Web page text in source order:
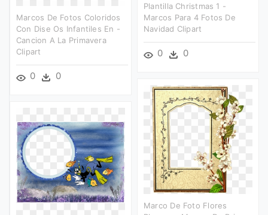
Plantilla Christmas 1 -
Marcos Para 4 Fotos De
Navidad Clipart
0 0
Marcos De Fotos Coloridos
Con Dise Os Infantiles En -
Cancion A La Primavera
Clipart
0 0
Marco De Foto Flores